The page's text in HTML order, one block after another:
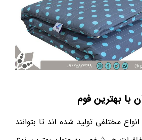
با بهترین فوم
مختلفی تولید شده اند تا بتوانند